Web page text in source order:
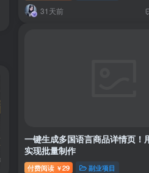
两款APP，简单的粘贴复制，两分钟八元钱，无限做，执行就有收入
31天前
一键生成多国语言商品详情页！
实现批量制作
付费阅读 ￥29 副业项目